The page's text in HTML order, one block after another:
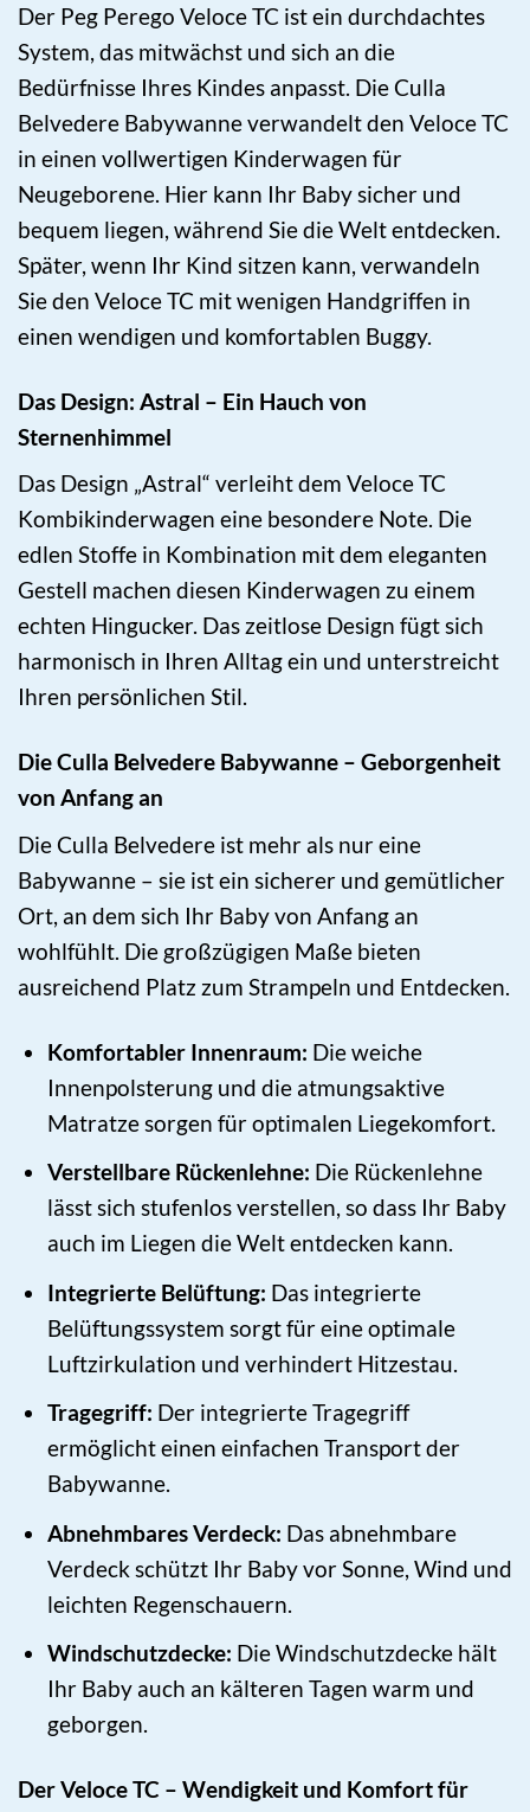
Der Peg Perego Veloce TC ist ein durchdachtes
System, das mitwächst und sich an die
Bedürfnisse Ihres Kindes anpasst. Die Culla
Belvedere Babywanne verwandelt den Veloce TC
in einen vollwertigen Kinderwagen für
Neugeborene. Hier kann Ihr Baby sicher und
bequem liegen, während Sie die Welt entdecken.
Später, wenn Ihr Kind sitzen kann, verwandeln
Sie den Veloce TC mit wenigen Handgriffen in
einen wendigen und komfortablen Buggy.
Das Design: Astral – Ein Hauch von
Sternenhimmel
Das Design „Astral“ verleiht dem Veloce TC
Kombikinderwagen eine besondere Note. Die
edlen Stoffe in Kombination mit dem eleganten
Gestell machen diesen Kinderwagen zu einem
echten Hingucker. Das zeitlose Design fügt sich
harmonisch in Ihren Alltag ein und unterstreicht
Ihren persönlichen Stil.
Die Culla Belvedere Babywanne – Geborgenheit
von Anfang an
Die Culla Belvedere ist mehr als nur eine
Babywanne – sie ist ein sicherer und gemütlicher
Ort, an dem sich Ihr Baby von Anfang an
wohlfühlt. Die großzügigen Maße bieten
ausreichend Platz zum Strampeln und Entdecken.
Komfortabler Innenraum: Die weiche
Innenpolsterung und die atmungsaktive
Matratze sorgen für optimalen Liegekomfort.
Verstellbare Rückenlehne: Die Rückenlehne
lässt sich stufenlos verstellen, so dass Ihr Baby
auch im Liegen die Welt entdecken kann.
Integrierte Belüftung: Das integrierte
Belüftungssystem sorgt für eine optimale
Luftzirkulation und verhindert Hitzestau.
Tragegriff: Der integrierte Tragegriff
ermöglicht einen einfachen Transport der
Babywanne.
Abnehmbares Verdeck: Das abnehmbare
Verdeck schützt Ihr Baby vor Sonne, Wind und
leichten Regenschauern.
Windschutzdecke: Die Windschutzdecke hält
Ihr Baby auch an kälteren Tagen warm und
geborgen.
Der Veloce TC – Wendigkeit und Komfort für